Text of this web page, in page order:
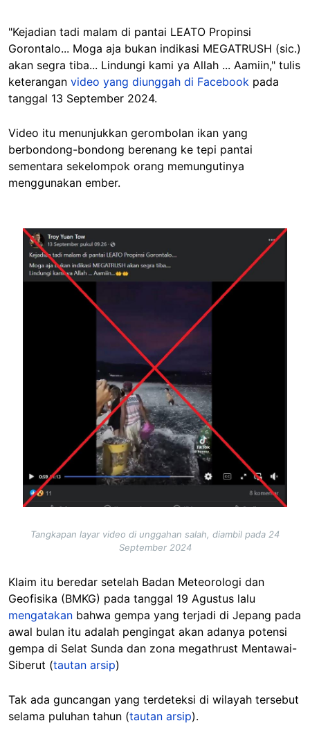
"Kejadian tadi malam di pantai LEATO Propinsi
Gorontalo... Moga aja bukan indikasi MEGATRUSH (sic.)
akan segra tiba... Lindungi kami ya Allah ... Aamiin," tulis
keterangan video yang diunggah di Facebook pada
tanggal 13 September 2024.
Video itu menunjukkan gerombolan ikan yang
berbondong-bondong berenang ke tepi pantai
sementara sekelompok orang memungutinya
menggunakan ember.
Image
Tangkapan layar video di unggahan salah, diambil pada 24
September 2024
Klaim itu beredar setelah Badan Meteorologi dan
Geofisika (BMKG) pada tanggal 19 Agustus lalu
mengatakan bahwa gempa yang terjadi di Jepang pada
awal bulan itu adalah pengingat akan adanya potensi
gempa di Selat Sunda dan zona megathrust Mentawai-
Siberut (tautan arsip)
Tak ada guncangan yang terdeteksi di wilayah tersebut
selama puluhan tahun (tautan arsip).